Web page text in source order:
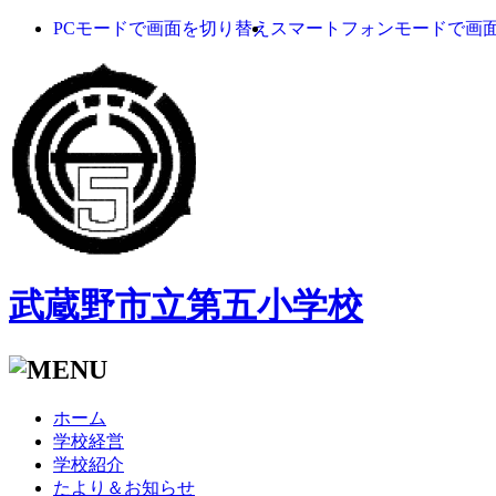
PCモードで画面を切り替え スマートフォンモードで画
武蔵野市立第五小学校
ホーム
学校経営
学校紹介
たより＆お知らせ